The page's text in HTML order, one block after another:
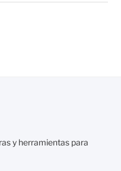
y herramientas para